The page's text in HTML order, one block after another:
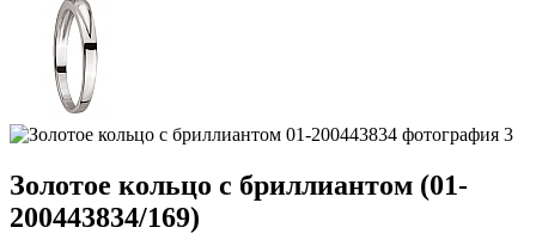
Золотое кольцо с бриллиантом (01-
200443834/169)